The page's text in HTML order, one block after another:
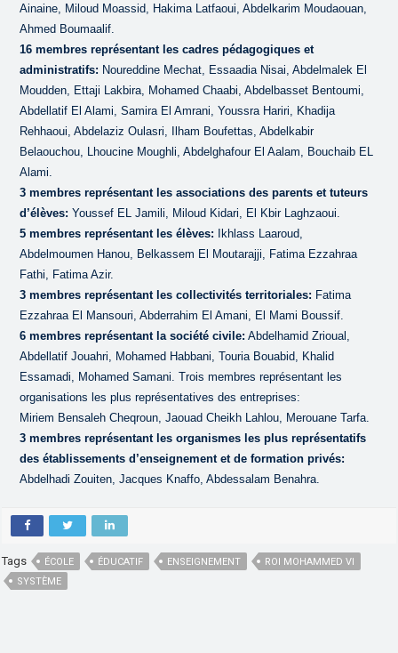
Ainaine, Miloud Moassid, Hakima Latfaoui, Abdelkarim Moudaouan,
Ahmed Boumaalif.
16 membres représentant les cadres pédagogiques et
administratifs: Noureddine Mechat, Essaadia Nisai, Abdelmalek El
Moudden, Ettaji Lakbira, Mohamed Chaabi, Abdelbasset Bentoumi,
Abdellatif El Alami, Samira El Amrani, Youssra Hariri, Khadija
Rehhaoui, Abdelaziz Oulasri, Ilham Boufettas, Abdelkabir
Belaouchou, Lhoucine Moughli, Abdelghafour El Aalam, Bouchaib EL
Alami.
3 membres représentant les associations des parents et tuteurs
d’élèves: Youssef EL Jamili, Miloud Kidari, El Kbir Laghzaoui.
5 membres représentant les élèves: Ikhlass Laaroud,
Abdelmoumen Hanou, Belkassem El Moutarajji, Fatima Ezzahraa
Fathi, Fatima Azir.
3 membres représentant les collectivités territoriales: Fatima
Ezzahraa El Mansouri, Abderrahim El Amani, El Mami Boussif.
6 membres représentant la société civile: Abdelhamid Zrioual,
Abdellatif Jouahri, Mohamed Habbani, Touria Bouabid, Khalid
Essamadi, Mohamed Samani. Trois membres représentant les
organisations les plus représentatives des entreprises:
Miriem Bensaleh Cheqroun, Jaouad Cheikh Lahlou, Merouane Tarfa.
3 membres représentant les organismes les plus représentatifs
des établissements d’enseignement et de formation privés:
Abdelhadi Zouiten, Jacques Knaffo, Abdessalam Benahra.
Tags ÉCOLE ÉDUCATIF ENSEIGNEMENT
ROI MOHAMMED VI
SYSTÈME